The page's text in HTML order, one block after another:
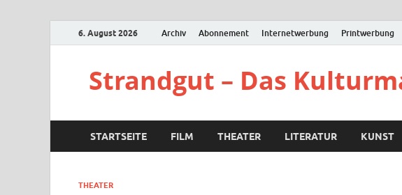
6. August 2026 Archiv Abonnement Internetwerbung Printwerbung
Strandgut – Das
STARTSEITE FILM THEATER LITERATUR KUNST
THEATER